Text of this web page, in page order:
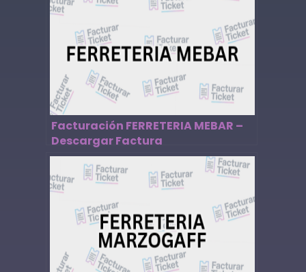
Facturación FERRETERIA MEBAR –
Descargar Factura